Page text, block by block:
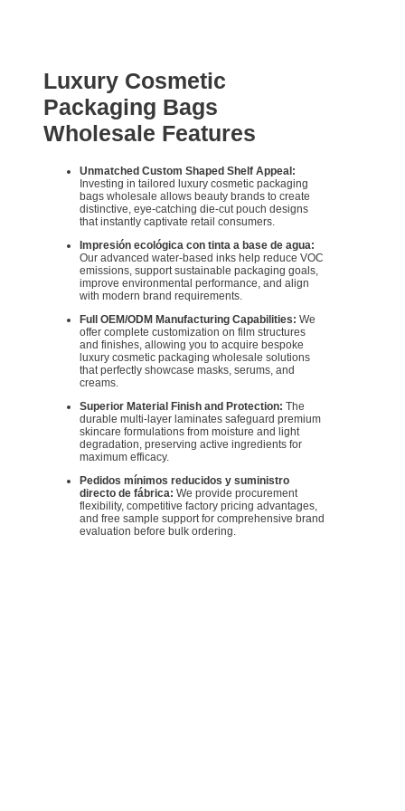
Luxury Cosmetic
Packaging Bags
Wholesale Features
Unmatched Custom Shaped Shelf Appeal:
Investing in tailored luxury cosmetic packaging
bags wholesale allows beauty brands to create
distinctive, eye-catching die-cut pouch designs
that instantly captivate retail consumers.
Impresión ecológica con tinta a base de agua:
Our advanced water-based inks help reduce VOC
emissions, support sustainable packaging goals,
improve environmental performance, and align
with modern brand requirements.
Full OEM/ODM Manufacturing Capabilities: We
offer complete customization on film structures
and finishes, allowing you to acquire bespoke
luxury cosmetic packaging wholesale solutions
that perfectly showcase masks, serums, and
creams.
Superior Material Finish and Protection: The
durable multi-layer laminates safeguard premium
skincare formulations from moisture and light
degradation, preserving active ingredients for
maximum efficacy.
Pedidos mínimos reducidos y suministro
directo de fábrica: We provide procurement
flexibility, competitive factory pricing advantages,
and free sample support for comprehensive brand
evaluation before bulk ordering.